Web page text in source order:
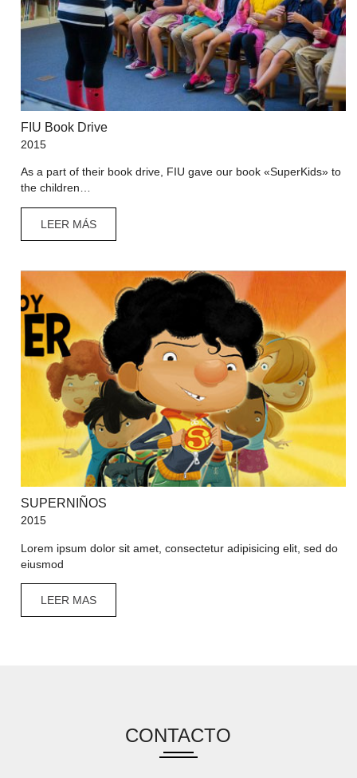
FIU Book Drive
2015
As a part of their book drive, FIU gave our book «SuperKids» to
the children…
LEER MÁS
SUPERNIÑOS
2015
Lorem ipsum dolor sit amet, consectetur adipisicing elit, sed do
eiusmod
LEER MAS
CONTACTO